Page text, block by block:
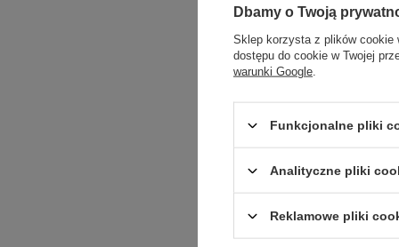
Dbamy o Twoją
Sklep korzysta z plików cookie
dostępu do cookie w Twojej
warunki Google
Funkcjonalne pliki
Analityczne pliki
Reklamowe pliki